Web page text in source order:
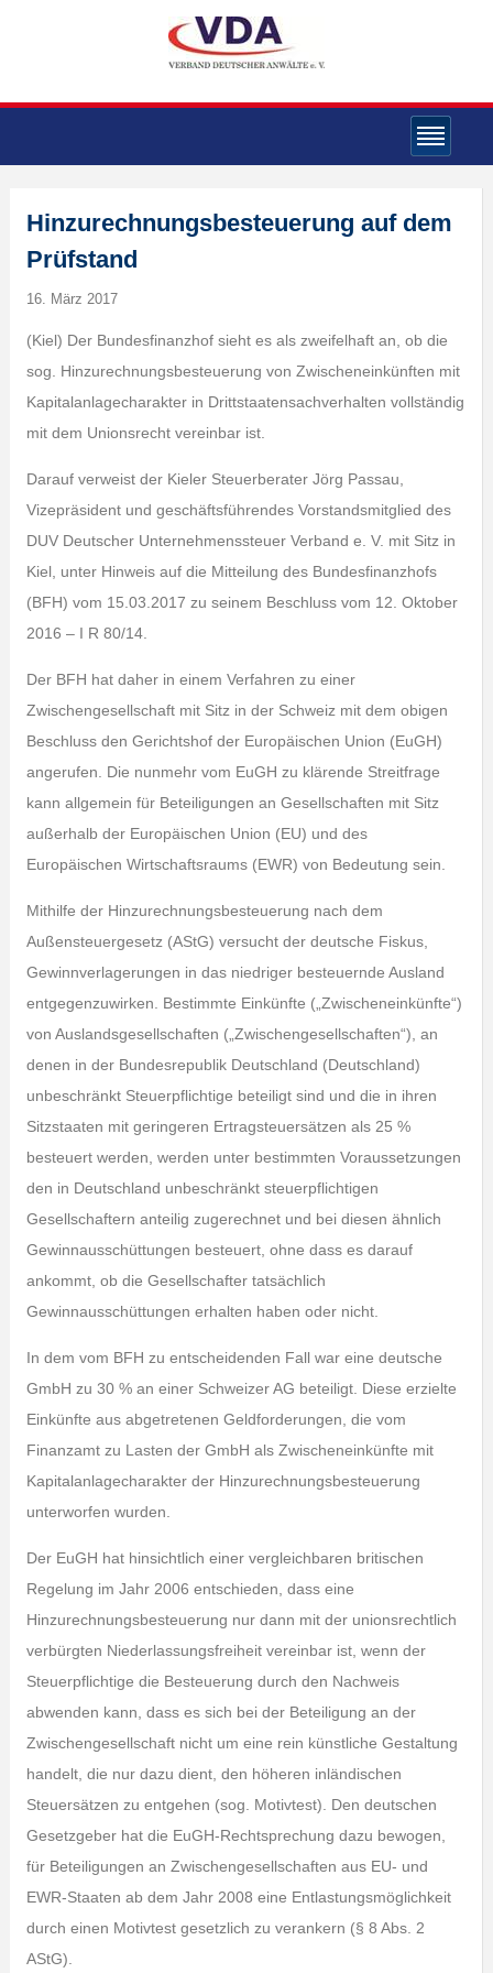
Hinzurechnungsbesteuerung auf dem
Prüfstand
16. März 2017
(Kiel) Der Bundesfinanzhof sieht es als zweifelhaft an, ob die
sog. Hinzurechnungsbesteuerung von Zwischeneinkünften mit
Kapitalanlagecharakter in Drittstaatensachverhalten vollständig
mit dem Unionsrecht vereinbar ist.
Darauf verweist der Kieler Steuerberater Jörg Passau,
Vizepräsident und geschäftsführendes Vorstandsmitglied des
DUV Deutscher Unternehmenssteuer Verband e. V. mit Sitz in
Kiel, unter Hinweis auf die Mitteilung des Bundesfinanzhofs
(BFH) vom 15.03.2017 zu seinem Beschluss vom 12. Oktober
2016 – I R 80/14.
Der BFH hat daher in einem Verfahren zu einer
Zwischengesellschaft mit Sitz in der Schweiz mit dem obigen
Beschluss den Gerichtshof der Europäischen Union (EuGH)
angerufen. Die nunmehr vom EuGH zu klärende Streitfrage
kann allgemein für Beteiligungen an Gesellschaften mit Sitz
außerhalb der Europäischen Union (EU) und des
Europäischen Wirtschaftsraums (EWR) von Bedeutung sein.
Mithilfe der Hinzurechnungsbesteuerung nach dem
Außensteuergesetz (AStG) versucht der deutsche Fiskus,
Gewinnverlagerungen in das niedriger besteuernde Ausland
entgegenzuwirken. Bestimmte Einkünfte („Zwischeneinkünfte“)
von Auslandsgesellschaften („Zwischengesellschaften“), an
denen in der Bundesrepublik Deutschland (Deutschland)
unbeschränkt Steuerpflichtige beteiligt sind und die in ihren
Sitzstaaten mit geringeren Ertragsteuersätzen als 25 %
besteuert werden, werden unter bestimmten Voraussetzungen
den in Deutschland unbeschränkt steuerpflichtigen
Gesellschaftern anteilig zugerechnet und bei diesen ähnlich
Gewinnausschüttungen besteuert, ohne dass es darauf
ankommt, ob die Gesellschafter tatsächlich
Gewinnausschüttungen erhalten haben oder nicht.
In dem vom BFH zu entscheidenden Fall war eine deutsche
GmbH zu 30 % an einer Schweizer AG beteiligt. Diese erzielte
Einkünfte aus abgetretenen Geldforderungen, die vom
Finanzamt zu Lasten der GmbH als Zwischeneinkünfte mit
Kapitalanlagecharakter der Hinzurechnungsbesteuerung
unterworfen wurden.
Der EuGH hat hinsichtlich einer vergleichbaren britischen
Regelung im Jahr 2006 entschieden, dass eine
Hinzurechnungsbesteuerung nur dann mit der unionsrechtlich
verbürgten Niederlassungsfreiheit vereinbar ist, wenn der
Steuerpflichtige die Besteuerung durch den Nachweis
abwenden kann, dass es sich bei der Beteiligung an der
Zwischengesellschaft nicht um eine rein künstliche Gestaltung
handelt, die nur dazu dient, den höheren inländischen
Steuersätzen zu entgehen (sog. Motivtest). Den deutschen
Gesetzgeber hat die EuGH-Rechtsprechung dazu bewogen,
für Beteiligungen an Zwischengesellschaften aus EU- und
EWR-Staaten ab dem Jahr 2008 eine Entlastungsmöglichkeit
durch einen Motivtest gesetzlich zu verankern (§ 8 Abs. 2
AStG).